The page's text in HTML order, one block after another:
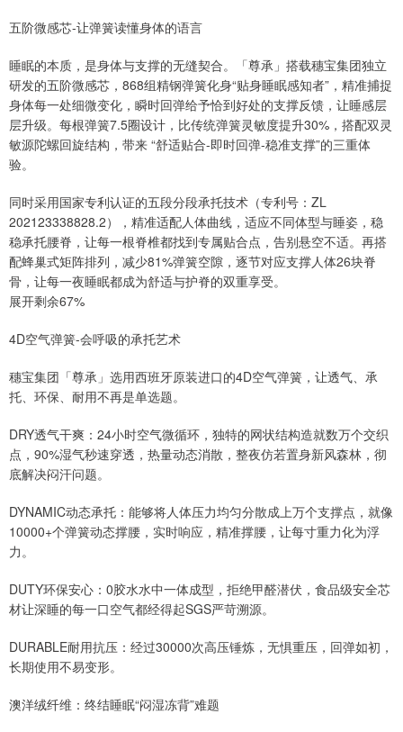
五阶微感芯-让弹簧读懂身体的语言
睡眠的本质，是身体与支撑的无缝契合。「尊承」搭载穗宝集团独立
研发的五阶微感芯，868组精钢弹簧化身“贴身睡眠感知者”，精准捕捉
身体每一处细微变化，瞬时回弹给予恰到好处的支撑反馈，让睡感层
层升级。每根弹簧7.5圈设计，比传统弹簧灵敏度提升30%，搭配双灵
敏源陀螺回旋结构，带来 “舒适贴合-即时回弹-稳准支撑”的三重体
验。
同时采用国家专利认证的五段分段承托技术（专利号：ZL
202123338828.2），精准适配人体曲线，适应不同体型与睡姿，稳
稳承托腰脊，让每一根脊椎都找到专属贴合点，告别悬空不适。再搭
配蜂巢式矩阵排列，减少81%弹簧空隙，逐节对应支撑人体26块脊
骨，让每一夜睡眠都成为舒适与护脊的双重享受。
展开剩余67%
4D空气弹簧-会呼吸的承托艺术
穗宝集团「尊承」选用西班牙原装进口的4D空气弹簧，让透气、承
托、环保、耐用不再是单选题。
DRY透气干爽：24小时空气微循环，独特的网状结构造就数万个交织
点，90%湿气秒速穿透，热量动态消散，整夜仿若置身新风森林，彻
底解决闷汗问题。
DYNAMIC动态承托：能够将人体压力均匀分散成上万个支撑点，就像
10000+个弹簧动态撑腰，实时响应，精准撑腰，让每寸重力化为浮
力。
DUTY环保安心：0胶水水中一体成型，拒绝甲醛潜伏，食品级安全芯
材让深睡的每一口空气都经得起SGS严苛溯源。
DURABLE耐用抗压：经过30000次高压锤炼，无惧重压，回弹如初，
长期使用不易变形。
澳洋绒纤维：终结睡眠“闷湿冻背”难题